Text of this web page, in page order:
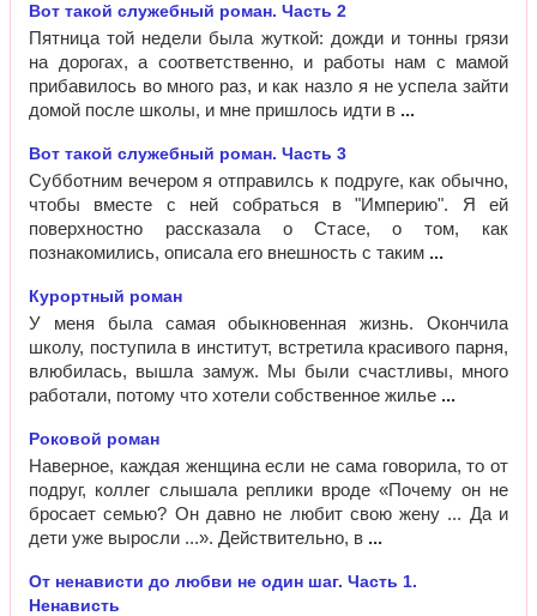
Вот такой служебный роман. Часть 2
Пятница той недели была жуткой: дожди и тонны грязи
на дорогах, а соответственно, и работы нам с мамой
прибавилось во много раз, и как назло я не успела зайти
домой после школы, и мне пришлось идти в
Вот такой служебный роман. Часть 3
Субботним вечером я отправилсь к подруге, как обычно,
чтобы вместе с ней собраться в "Империю". Я ей
поверхностно рассказала о Стасе, о том, как
познакомились, описала его внешность с таким
Курортный роман
У меня была самая обыкновенная жизнь. Окончила
школу, поступила в институт, встретила красивого парня,
влюбилась, вышла замуж. Мы были счастливы, много
работали, потому что хотели собственное жилье
Роковой роман
Наверное, каждая женщина если не сама говорила, то от
подруг, коллег слышала реплики вроде «Почему он не
бросает семью? Он давно не любит свою жену ... Да и
дети уже выросли ...». Действительно, в
От ненависти до любви не один шаг. Часть 1.
Ненависть